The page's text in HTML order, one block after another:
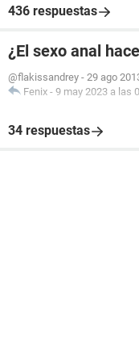
436 respuestas
¿El sexo anal
@flakissandrey - 29 ago
Fenix - 9 may 2023 a las
34 respuestas